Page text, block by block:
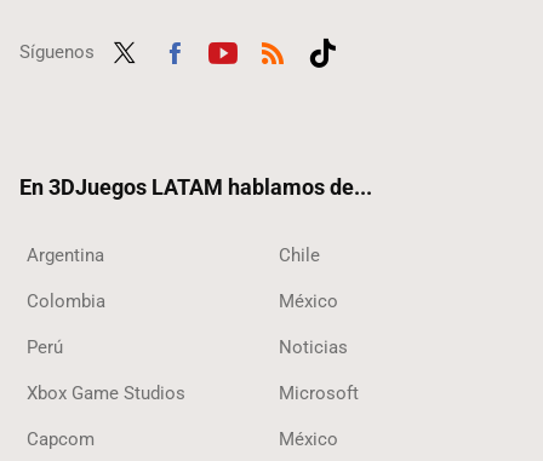
Síguenos
En 3DJuegos LATAM hablamos de...
Argentina Chile
Colombia México
Perú Noticias
Xbox Game Studios Microsoft
Capcom México